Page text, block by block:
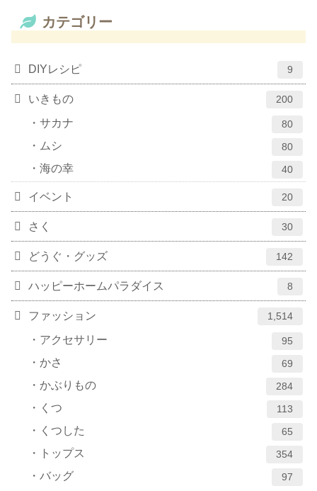
カテゴリー
DIYレシピ 9
いきもの 200
サカナ 80
ムシ 80
海の幸 40
イベント 20
さく 30
どうぐ・グッズ 142
ハッピーホームパラダイス 8
ファッション 1,514
アクセサリー 95
かさ 69
かぶりもの 284
くつ 113
くつした 65
トップス 354
バッグ 97